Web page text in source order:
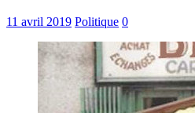
11 avril 2019 Politique 0